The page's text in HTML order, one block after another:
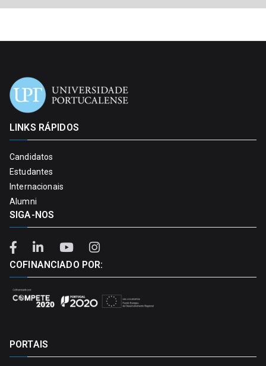
LINKS RÁPIDOS
Candidatos
Estudantes
Internacionais
Alumni
SIGA-NOS
COFINANCIADO POR:
PORTAIS